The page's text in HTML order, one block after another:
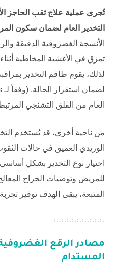
تُجرى عملية علاج ثقب الحاجز
التخدير العام لضمان سكون
الأنسجة الغضروفية الدقيقة
تمزق في الأغشية المخاطية
لذلك، يقوم طاقم التخدير
لضمان استقرار الحالة. (وفقاً لـ
العام من القلق التشنجي
من ناحية أخرى، قد يُستخدم
الوريدي العميق في حالات
اختيار نوع التخدير بشكل
للمريض وتوصيات الجراح
المتبعة، يبقى الهدف توفير
مصادر الرقع
المستدام